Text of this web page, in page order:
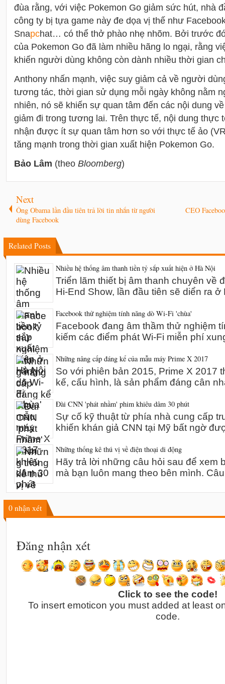
đùa rằng, với việc Pokemon Go giảm sức hút, nhà
công ty bị tựa game này đe dọa vị thế như
Snapchat… có thể thở phào nhẹ nhõm. Bởi trước
của Pokemon Go đã làm nhiều hãng lo ngại, rằng
khiến người dùng không còn dành nhiều thời gian
Anthony nhấn mạnh, việc suy giảm cả về người
tương tác, thời gian sử dụng mỗi ngày không nằm
nhiên, nó sẽ khiến sự quan tâm đến các nội dung
giảm đi trong tương lai. Trên thực tế, nội dung thực
nhận được ít sự quan tâm hơn so với thực tế ảo
tăng mạnh trong thời gian xuất hiện Pokemon Go.
Bảo Lâm (theo Bloomberg)
Next
Ông Obama lần đầu tiên trả lời tin nhắn từ người
dùng Facebook
CEO
Related Posts
Nhiều hệ thống âm thanh tiền tỷ sắp xuất hiện ở Hà Nội
Triển lãm thiết bị âm thanh chuyên về
Hi-End Show, lần đầu tiên sẽ diển ra
Facebook thử nghiệm tính năng dò Wi-Fi 'chùa'
Facebook đang âm thầm thử nghiệm
kiếm các điểm phát Wi-Fi miễn phí
Những nâng cấp đáng kể của mẫu máy Prime X 2017
So với phiên bản 2015, Prime X 2017
kế, cấu hình, là sản phẩm đáng cân
Đài CNN 'phát nhầm' phim khiêu dâm 30 phút
Sự cố kỹ thuật từ phía nhà cung cấp
khiến khán giả CNN tại Mỹ bất ngờ
Những thống kê thú vị về điện thoại di động
Hãy trả lời những câu hỏi sau để xem
mà bạn luôn mang theo bên mình.
0 nhận xét
Đăng nhận xét
Click to see the code!
To insert emoticon you must added at least
code.